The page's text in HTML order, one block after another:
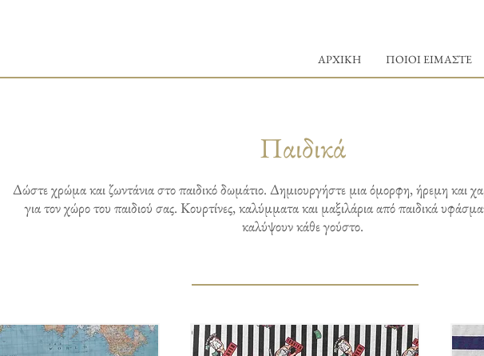
ΑΡΧΙΚΗ ΠΟΙΟΙ ΕΙΜΑΣΤΕ
Παιδικά
Δώστε χρώμα και ζωντάνια στο παιδικό δωμάτιο. Δημιουργήστε μια όμορφη, ήρεμη και
για τον χώρο του παιδιού σας. Κουρτίνες, καλύμματα και μαξιλάρια από παιδικά
καλύψουν κάθε γούστο.